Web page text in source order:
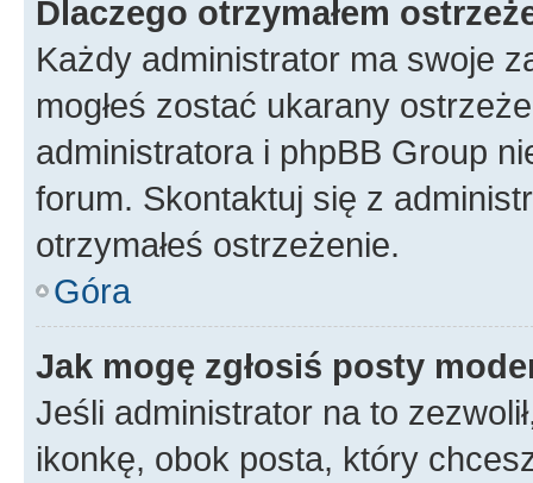
Dlaczego otrzymałem
Każdy administrator ma swoje
mogłeś zostać ukarany
administratora i phpBB Group
forum. Skontaktuj się z
otrzymałeś ostrzeżenie.
Góra
Jak mogę zgłosiś posty
Jeśli administrator na to
ikonkę, obok posta, który